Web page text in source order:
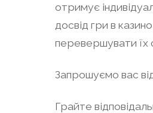
отримує
досвід гри в
перевершувати їх
Запрошуємо вас
Грайте